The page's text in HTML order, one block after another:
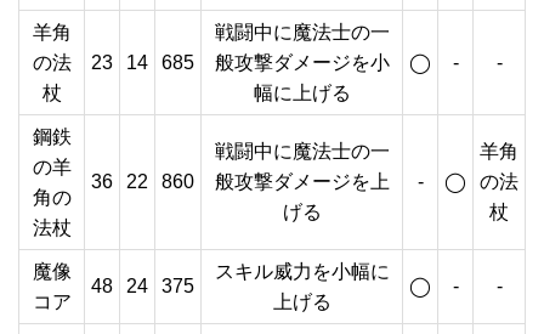
羊角
の法
杖
23 14 685
戦闘中に魔法士の一
般攻撃ダメージを小
幅に上げる
◯ - -
鋼鉄
の羊
角の
法杖
36 22 860
戦闘中に魔法士の一
般攻撃ダメージを上
げる
- ◯
羊角
の法
杖
魔像
コア
48 24 375
スキル威力を小幅に
上げる
◯ - -